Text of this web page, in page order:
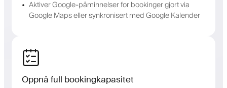
Aktiver Google-påminnelser for bookinger gjort via
Google Maps eller synkronisert med Google Kalender
Oppnå full bookingkapasitet